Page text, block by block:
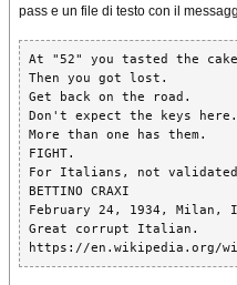
pass e un file di testo con il
At "52" you tasted the
Then you got lost.
Get back on the road.
Don't expect the keys here.
More than one has them.
FIGHT.
For Italians, not
BETTINO CRAXI
February 24, 1934, Milan,
Great corrupt Italian.
https://en.wikipedia.org/